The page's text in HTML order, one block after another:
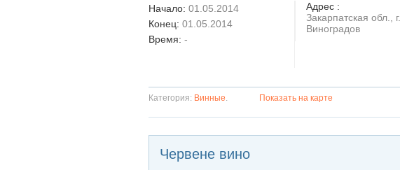
Начало: 01.05.2014
Конец: 01.05.2014
Время: -
Адрес :
Закарпатская обл., г.
Виноградов
Категория: Винные. Показать на карте
Червене вино